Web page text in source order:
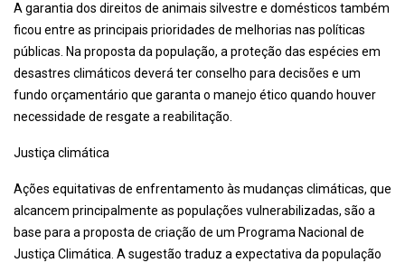
A garantia dos direitos de animais silvestre e domésticos também
ficou entre as principais prioridades de melhorias nas políticas
públicas. Na proposta da população, a proteção das espécies em
desastres climáticos deverá ter conselho para decisões e um
fundo orçamentário que garanta o manejo ético quando houver
necessidade de resgate a reabilitação.
Justiça climática
Ações equitativas de enfrentamento às mudanças climáticas, que
alcancem principalmente as populações vulnerabilizadas, são a
base para a proposta de criação de um Programa Nacional de
Justiça Climática. A sugestão traduz a expectativa da população